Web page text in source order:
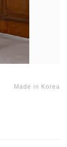
Made in Korea